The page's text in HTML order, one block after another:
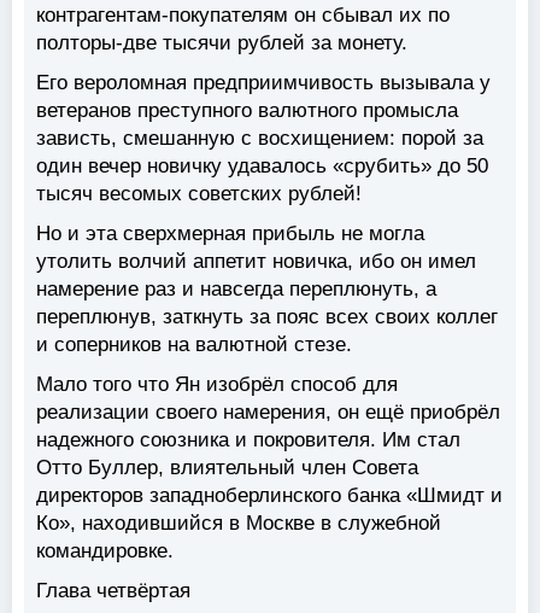
контрагентам-покупателям он сбывал их по
полторы-две тысячи рублей за монету.
Его вероломная предприимчивость вызывала у
ветеранов преступного валютного промысла
зависть, смешанную с восхищением: порой за
один вечер новичку удавалось «срубить» до 50
тысяч весомых советских рублей!
Но и эта сверхмерная прибыль не могла
утолить волчий аппетит новичка, ибо он имел
намерение раз и навсегда переплюнуть, а
переплюнув, заткнуть за пояс всех своих коллег
и соперников на валютной стезе.
Мало того что Ян изобрёл способ для
реализации своего намерения, он ещё приобрёл
надежного союзника и покровителя. Им стал
Отто Буллер, влиятельный член Совета
директоров западноберлинского банка «Шмидт и
Ко», находившийся в Москве в служебной
командировке.
Глава четвёртая